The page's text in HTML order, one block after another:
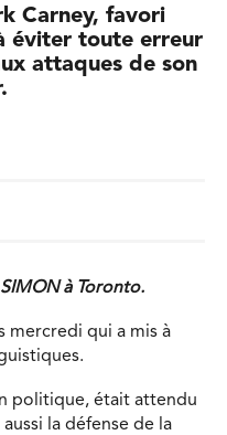
Carney, favori
éviter toute erreur
attaques de son
à Toronto.
mercredi qui a mis à
politique, était attendu
la défense de la